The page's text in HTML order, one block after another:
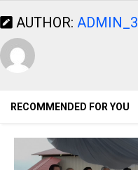
AUTHOR: ADMIN_3
RECOMMENDED FOR YOU